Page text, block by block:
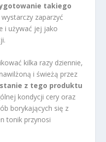
takiego
zaparzyć
i używać jej jako
kilka razy dziennie,
i świeżą przez
z tego produktu
kondycji cery oraz
borykających się z
tonik przynosi